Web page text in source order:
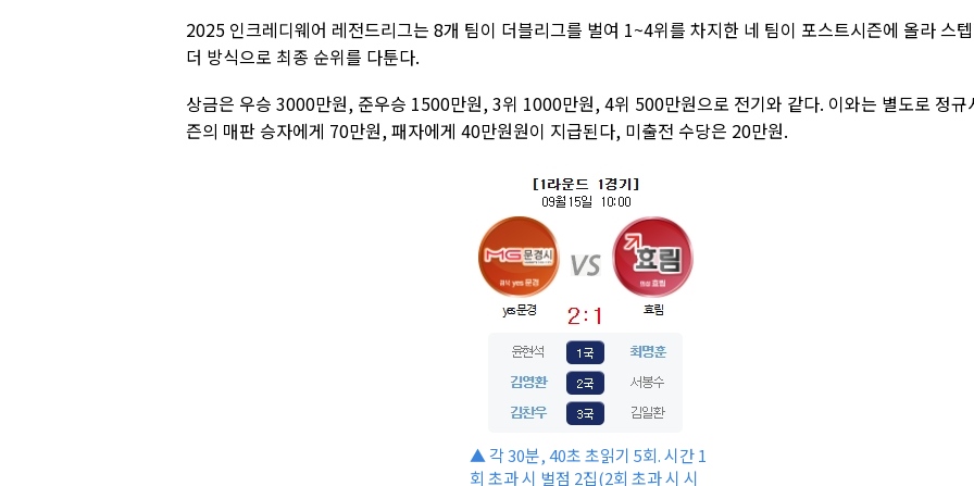
2025 인크레디웨어 레전드리그는 8개 팀이 더블리그를 벌여 1~4위를 차지한 네 팀이 포스트시즌에 올라 스
더 방식으로 최종 순위를 다툰다.
상금은 우승 3000만원, 준우승 1500만원, 3위 1000만원, 4위 500만원으로 전기와 같다. 이와는 별도로 정규
즌의 매판 승자에게 70만원, 패자에게 40만원원이 지급된다, 미출전 수당은 20만원.
▲ 각 30분, 40초 초읽기 5회. 시간 1
회 초과 시 벌점 2집(2회 초과 시 시